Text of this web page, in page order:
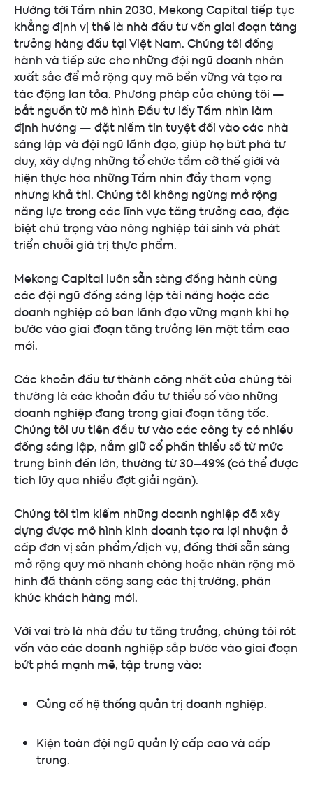
Hướng tới Tầm nhìn 2030, Mekong Capital tiếp tục
khẳng định vị thế là nhà đầu tư vốn giai đoạn tăng
trưởng hàng đầu tại Việt Nam. Chúng tôi đồng
hành và tiếp sức cho những đội ngũ doanh nhân
xuất sắc để mở rộng quy mô bền vững và tạo ra
tác động lan tỏa. Phương pháp của chúng tôi —
bắt nguồn từ mô hình Đầu tư lấy Tầm nhìn làm
định hướng — đặt niềm tin tuyệt đối vào các nhà
sáng lập và đội ngũ lãnh đạo, giúp họ bứt phá tư
duy, xây dựng những tổ chức tầm cỡ thế giới và
hiện thực hóa những Tầm nhìn đầy tham vọng
nhưng khả thi. Chúng tôi không ngừng mở rộng
năng lực trong các lĩnh vực tăng trưởng cao, đặc
biệt chú trọng vào nông nghiệp tái sinh và phát
triển chuỗi giá trị thực phẩm.
Mekong Capital luôn sẵn sàng đồng hành cùng
các đội ngũ đồng sáng lập tài năng hoặc các
doanh nghiệp có ban lãnh đạo vững mạnh khi họ
bước vào giai đoạn tăng trưởng lên một tầm cao
mới.
Các khoản đầu tư thành công nhất của chúng tôi
thường là các khoản đầu tư thiểu số vào những
doanh nghiệp đang trong giai đoạn tăng tốc.
Chúng tôi ưu tiên đầu tư vào các công ty có nhiều
đồng sáng lập, nắm giữ cổ phần thiểu số từ mức
trung bình đến lớn, thường từ 30–49% (có thể được
tích lũy qua nhiều đợt giải ngân).
Chúng tôi tìm kiếm những doanh nghiệp đã xây
dựng được mô hình kinh doanh tạo ra lợi nhuận ở
cấp đơn vị sản phẩm/dịch vụ, đồng thời sẵn sàng
mở rộng quy mô nhanh chóng hoặc nhân rộng mô
hình đã thành công sang các thị trường, phân
khúc khách hàng mới.
Với vai trò là nhà đầu tư tăng trưởng, chúng tôi rót
vốn vào các doanh nghiệp sắp bước vào giai đoạn
bứt phá mạnh mẽ, tập trung vào:
Củng cố hệ thống quản trị doanh nghiệp.
Kiện toàn đội ngũ quản lý cấp cao và cấp
trung.